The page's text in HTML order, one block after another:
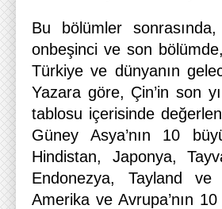
Bu bölümler
onbeşinci ve son
Türkiye ve dünyanın
Yazara göre, Çin’in son
tablosu içerisinde
Güney Asya’nın 10
Hindistan, Japonya,
Endonezya, Tayland
Amerika ve Avrupa’nın